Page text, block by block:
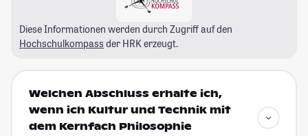
Diese Informationen werden durch Zugriff auf den
Hochschulkompass der HRK erzeugt.
Welchen Abschluss erhalte ich,
wenn ich Kultur und Technik mit
dem Kernfach Philosophie